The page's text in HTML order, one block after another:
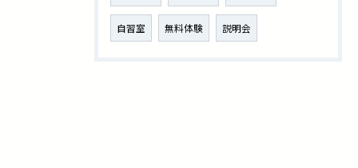
自習室 無料体験 説明会